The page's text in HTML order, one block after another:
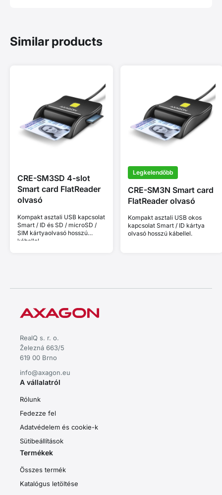
Similar products
CRE-SM3SD 4-slot
Smart card FlatReader
olvasó
Kompakt asztali USB kapcsolat
Smart / ID és SD / microSD /
SIM kártyaolvasó hosszú
kábellel.
Legkelendőbb
CRE-SM3N Smart card
FlatReader olvasó
Kompakt asztali USB okos
kapcsolat Smart / ID kártya
olvasó hosszú kábellel.
RealQ s. r. o.
Železná 663/5
619 00 Brno
info@axagon.eu
A vállalatról
Rólunk
Fedezze fel
Adatvédelem és cookie-k
Sütibeállítások
Termékek
Összes termék
Katalógus letöltése